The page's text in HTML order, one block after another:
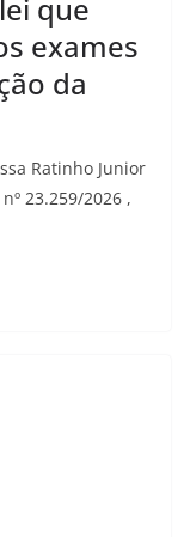
que
exames
da
Ratinho Junior
23.259/2026 ,